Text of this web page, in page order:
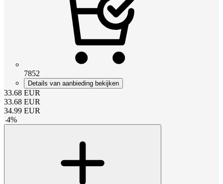
7852
Details van aanbieding bekijken
33.68 EUR
33.68 EUR
34.99 EUR
-4%